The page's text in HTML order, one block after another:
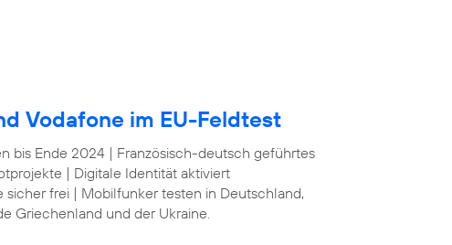
Vodafone im EU-Feldtest
bis Ende 2024 | Französisch-deutsch geführtes
| Digitale Identität aktiviert
frei | Mobilfunker testen in Deutschland,
Griechenland und der Ukraine.